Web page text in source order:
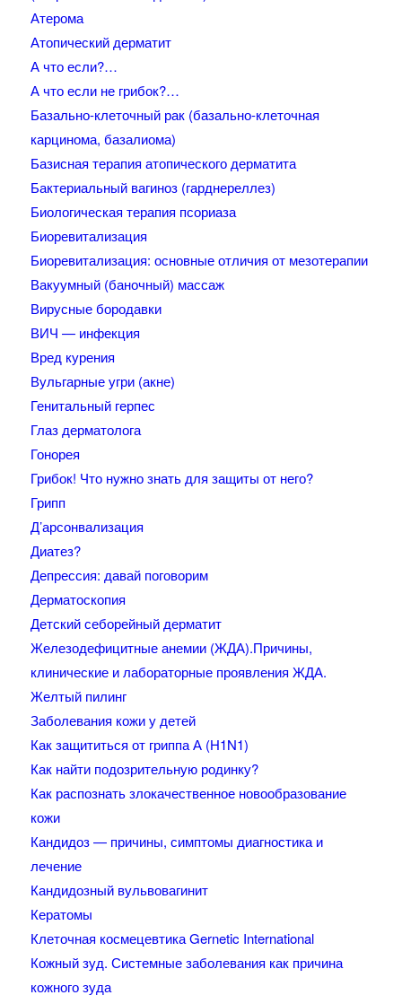
Атерома
Атопический дерматит
А что если?…
А что если не грибок?…
Базально-клеточный рак (базально-клеточная
карцинома, базалиома)
Базисная терапия атопического дерматита
Бактериальный вагиноз (гарднереллез)
Биологическая терапия псориаза
Биоревитализация
Биоревитализация: основные отличия от мезотерапии
Вакуумный (баночный) массаж
Вирусные бородавки
ВИЧ — инфекция
Вред курения
Вульгарные угри (акне)
Генитальный герпес
Глаз дерматолога
Гонорея
Грибок! Что нужно знать для защиты от него?
Грипп
Д’арсонвализация
Диатез?
Депрессия: давай поговорим
Дерматоскопия
Детский себорейный дерматит
Железодефицитные анемии (ЖДА).Причины,
клинические и лабораторные проявления ЖДА.
Желтый пилинг
Заболевания кожи у детей
Как защититься от гриппа А (H1N1)
Как найти подозрительную родинку?
Как распознать злокачественное новообразование
кожи
Кандидоз — причины, симптомы диагностика и
лечение
Кандидозный вульвовагинит
Кератомы
Клеточная космецевтика Gernetic International
Кожный зуд. Системные заболевания как причина
кожного зуда